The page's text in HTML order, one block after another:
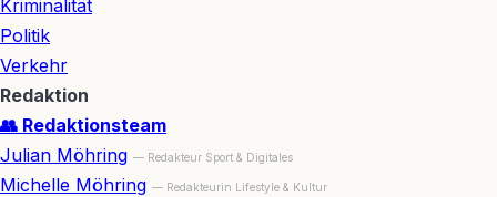
Kriminalität
Politik
Verkehr
Redaktion
👥 Redaktionsteam
Julian Möhring — Redakteur Sport & Digitales
Michelle Möhring — Redakteurin Lifestyle & Kultur